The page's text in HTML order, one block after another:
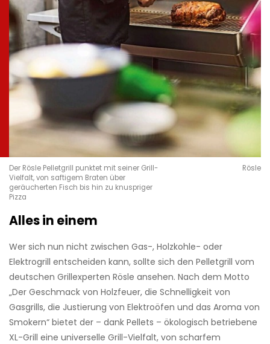
Der Rösle Pelletgrill punktet mit seiner Grill-
Vielfalt, von saftigem Braten über
geräucherten Fisch bis hin zu knuspriger
Pizza
Rösle
Alles in einem
Wer sich nun nicht zwischen Gas-, Holzkohle- oder
Elektrogrill entscheiden kann, sollte sich den Pelletgrill vom
deutschen Grillexperten Rösle ansehen. Nach dem Motto
„Der Geschmack von Holzfeuer, die Schnelligkeit von
Gasgrills, die Justierung von Elektroöfen und das Aroma von
Smokern“ bietet der – dank Pellets – ökologisch betriebene
XL-Grill eine universelle Grill-Vielfalt, von scharfem